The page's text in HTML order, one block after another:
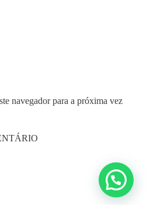
navegador para a próxima vez